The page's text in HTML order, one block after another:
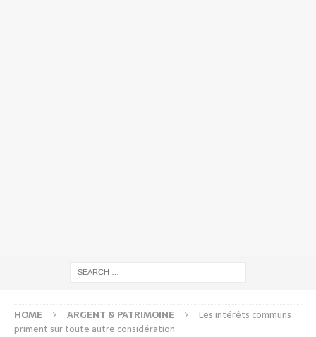
HOME ARGENT & PATRIMOINE
Les intérêts communs
priment sur toute autre considération